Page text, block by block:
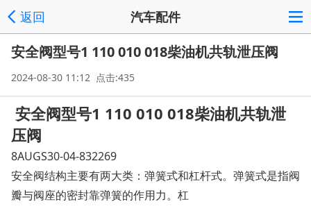
返回 汽车配件
安全阀型号1 110 010 018柴油机共轨泄压阀
2024-08-30 11:12 点击:435
安全阀型号1 110 010 018柴油机共轨泄
压阀
8AUGS30-04-832269
安全阀结构主要有两大类：弹簧式和杠杆式。弹簧式是指阀
瓣与阀座的密封靠弹簧的作用力。杠